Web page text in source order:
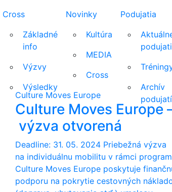
Cross
Základné
info
Výzvy
Výsledky
Novinky
Kultúra
MEDIA
Cross
Podujatia
Archív
podujatí
Culture Moves Europe
Culture Moves Europe
výzva otvorená
Deadline: 31. 05. 2024 Priebežná výzva
na individuálnu mobilitu v rámci
Culture Moves Europe poskytuje
podporu na pokrytie cestovných